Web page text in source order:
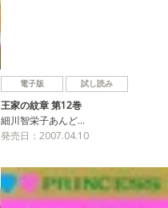
電子版 試し読み
王家の紋章 第12巻
細川智栄子あんど…
発売日：2007.04.10